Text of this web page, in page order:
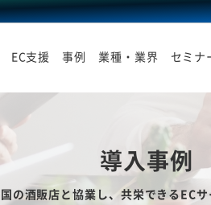
EC支援 事例 業種・業界 セミナ
導入事例
の酒販店と協業し、共栄できるEC